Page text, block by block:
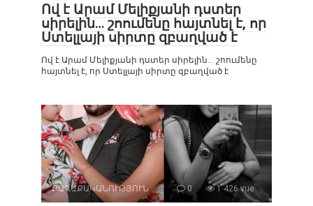
Ով է Արամ Մելիքյանի դստեր
սիրելին… շոումենը հայտնել է, որ
Ստելլայի սիրտը զբաղված է
Ով է Արամ Մելիքյանի դստեր սիրելին… շոումենը
հայտնել է, որ Ստելլայի սիրտը զբաղված է
ՔԱՂԱՔԱԿԱՆՈՒԹՅՈՒՆ 0 1 426 vue